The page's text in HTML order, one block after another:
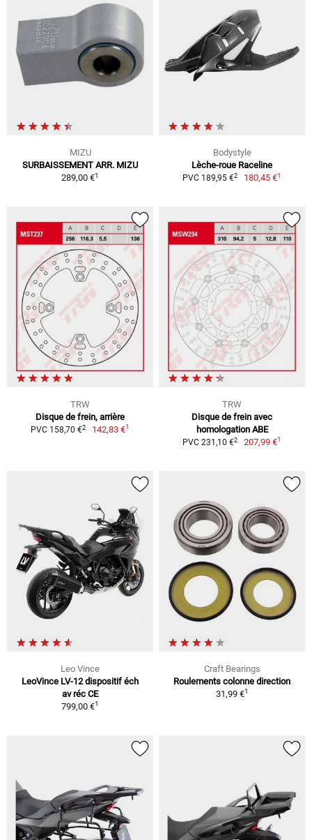
MIZU
SURBAISSEMENT ARR. MIZU
289,00 €1
Bodystyle
Lèche-roue Raceline
PVC 189,95 €2 180,45 €1
TRW
Disque de frein, arrière
PVC 158,70 €2 142,83 €1
TRW
Disque de frein avec
homologation ABE
PVC 231,10 €2 207,99 €1
Leo Vince
LeoVince LV-12 dispositif éch
av réc CE
799,00 €1
Craft Bearings
Roulements colonne direction
31,99 €1